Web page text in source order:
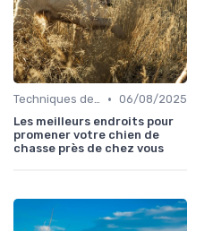
Techniques de base • 06/08/2025
Les meilleurs endroits pour
promener votre chien de
chasse près de chez vous